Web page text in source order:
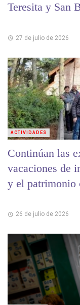
Teresita y San
27 de julio de 2026
Continúan las
vacaciones de
y el patrimonio
26 de julio de 2026
ACTIVIDADES